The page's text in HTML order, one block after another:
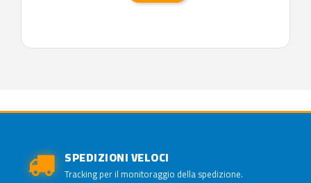
SPEDIZIONI VELOCI
Tracking per il monitoraggio della spedizione.